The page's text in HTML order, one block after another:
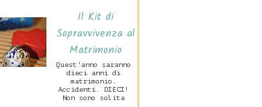
Il Kit di
Sopravvivenza al
Matrimonio
Quest'anno saranno
dieci anni di
matrimonio.
Accidenti. DIECI!
Non sono solita